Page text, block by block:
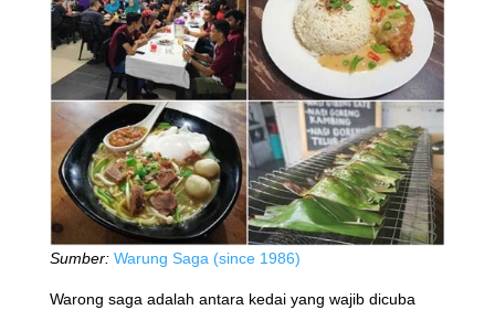
Sumber: Warung Saga (since 1986)
Warong saga adalah antara kedai yang wajib dicuba